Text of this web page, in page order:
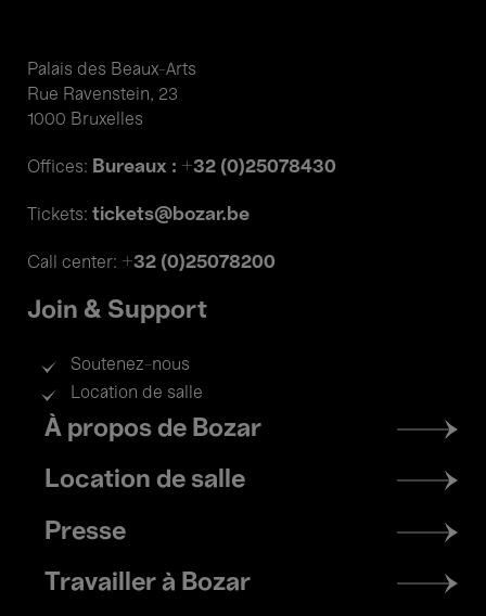
Palais des Beaux-Arts
Rue Ravenstein, 23
1000 Bruxelles
Offices: Bureaux : +32 (0)25078430
Tickets: tickets@bozar.be
Call center: +32 (0)25078200
Join & Support
Soutenez-nous
Location de salle
Footer
menu
À propos de Bozar
Location de salle
Presse
Travailler à Bozar